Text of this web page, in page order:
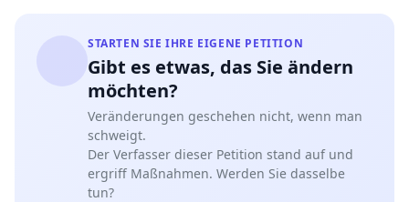
Bestimmungen demnach nicht vorgesehen, hier ist
die Rede von Saisonende Anfang April (9./10.4. wie
im Spielplan vorgesehen). Manche Mannschaften
sind nach dem Termin (Ostern) gar nicht mehr
komplett aufgrund von Urlauben,
Studienortwechseln etc. So entsteht (aus unserer
STARTEN SIE IHRE EIGENE PETITION
Gibt es etwas, das Sie ändern
möchten?
Veränderungen geschehen nicht, wenn man
schweigt.
Der Verfasser dieser Petition stand auf und
ergriff Maßnahmen. Werden Sie dasselbe
tun?